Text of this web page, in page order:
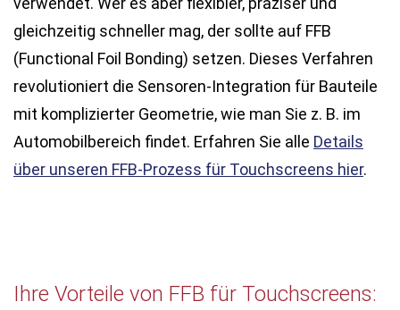
gleichzeitig schneller mag, der sollte auf FFB
(Functional Foil Bonding) setzen. Dieses Verfahren
revolutioniert die Sensoren-Integration für Bauteile
mit komplizierter Geometrie, wie man Sie z. B. im
Automobilbereich findet. Erfahren Sie alle Details
über unseren FFB-Prozess für Touchscreens hier.
Ihre Vorteile von FFB für Touchscreens: